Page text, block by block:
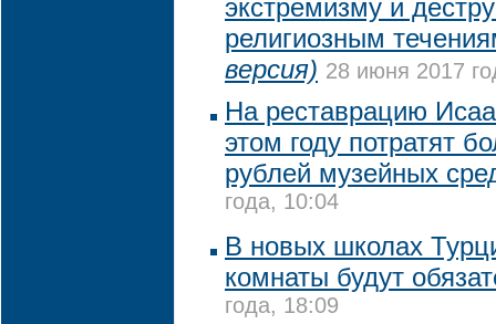
экстремизму и
религиозным
версия) 28 июня 2017
На реставрацию
этом году потратят
рублей музейных
года, 10:04
В новых школах
комнаты будут
года, 18:09